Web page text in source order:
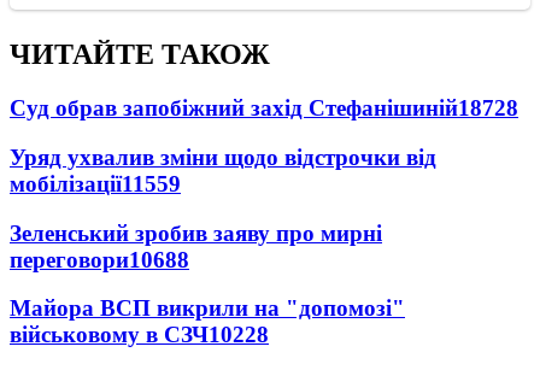
ЧИТАЙТЕ ТАКОЖ
Суд обрав запобіжний захід Стефанішиній18728
Уряд ухвалив зміни щодо відстрочки від
мобілізації11559
Зеленський зробив заяву про мирні
переговори10688
Майора ВСП викрили на "допомозі"
військовому в СЗЧ10228